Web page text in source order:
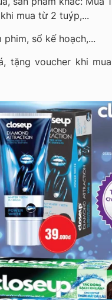
mua từ 2 tuýp,...
phim, sổ kế hoạch,...
tặng voucher khi